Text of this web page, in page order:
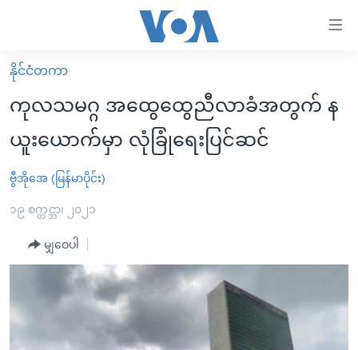
လွယ်ကူ
စေ
Link
များ
ပင်မ
မူလစာမျက်နှာ
မြန်မာ
ကမ္ဘာ့သတင်းများ
နိုင်ငံတကာ
အစ္စရေး-ပါလက်စတိုင်း
ဗွီဒီယို
အင်္ဂလိပ်စာလေ့လာမယ်
အမေရိကန်သုံးအီဒီယံ
မကြေးမုံရဲ့ အင်္ဂလိပ်စာ
ရုပ်ရှင်ထဲက အင်္ဂလိပ်စာ
အပတ်စဉ်ကဏ္ဍများ
တီဗွီ
ရေဒီယိုနှင့်ရုပ်သံ အချက်အလက်များ
ရေဒီယို/တီဗွီအစီအစဉ်
နိုင်ငံတကာ
ကုလသမဂ္ဂ အထွေထွေညီလာခံအတွက် န
ယူးယောက်မှာ လုံခြုံရေးပြင်ဆင်
ဗွီအိုအေ (မြန်မာပိုင်း)
၁၉ စက္တင္ဘာ၊ ၂၀၂၁
မျှဝေပါ